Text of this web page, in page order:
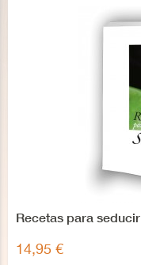
Recetas para seducir
14,95 €